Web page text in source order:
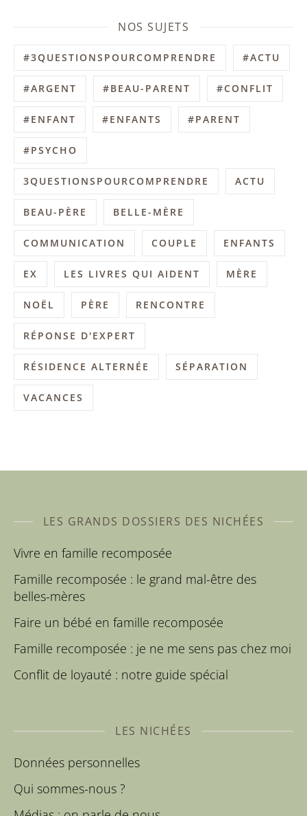
NOS SUJETS
#3QUESTIONSPOURCOMPRENDRE #ACTU
#ARGENT #BEAU-PARENT #CONFLIT
#ENFANT #ENFANTS #PARENT
#PSYCHO
3QUESTIONSPOURCOMPRENDRE ACTU
BEAU-PÈRE BELLE-MÈRE
COMMUNICATION COUPLE ENFANTS
EX LES LIVRES QUI AIDENT MÈRE
NOËL PÈRE RENCONTRE
RÉPONSE D'EXPERT
RÉSIDENCE ALTERNÉE SÉPARATION
VACANCES
LES GRANDS DOSSIERS DES NICHÉES
Vivre en famille recomposée
Famille recomposée : le grand mal-être des
belles-mères
Faire un bébé en famille recomposée
Famille recomposée : je ne me sens pas chez moi
Conflit de loyauté : notre guide spécial
LES NICHÉES
Données personnelles
Qui sommes-nous ?